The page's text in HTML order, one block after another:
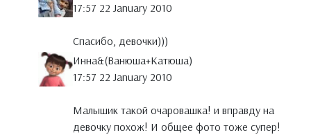
17:57 22 January 2010
Спасибо, девочки)))
Инна&(Ванюша+Катюша)
17:57 22 January 2010
Малышик такой очаровашка! и вправду на
девочку похож! И общее фото тоже супер!